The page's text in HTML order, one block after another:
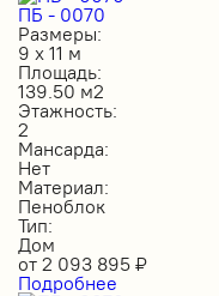
ПБ - 0070
Размеры:
9 х 11 м
Площадь:
139.50 м2
Этажность:
2
Мансарда:
Нет
Материал:
Пеноблок
Тип:
Дом
от 2 093 895 ₽
Подробнее